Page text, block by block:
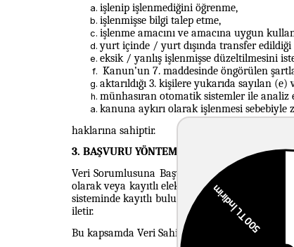
işlenip işlenmediğini öğrenme,
işlenmişse bilgi talep etme,
işlenme amacını ve amacına uygun
yurt içinde / yurt dışında transfer edildiği
eksik / yanlış işlenmişse düzeltilmesini
Kanun’un 7. maddesinde öngörülen
aktarıldığı 3. kişilere yukarıda sayılan
münhasıran otomatik sistemler ile analiz
kanuna aykırı olarak işlenmesi
haklarına sahiptir.
3. BAŞVURU YÖNTEMLERİ
Veri Sorumlusuna Başvuru Usul Ve Esasları
olarak veya kayıtlı elektronik posta (KEP)
sisteminde kayıtlı bulunan elektronik posta
iletir.
Bu kapsamda Veri Sahibi tarafından